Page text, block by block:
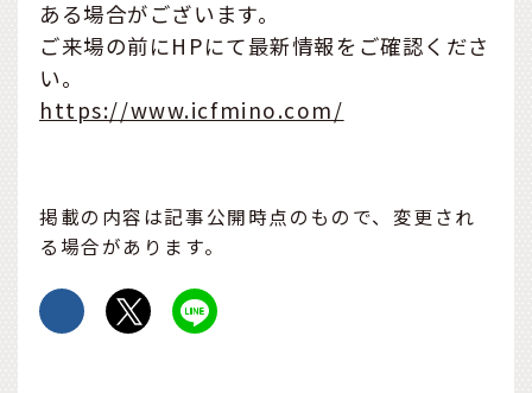
ある場合がございます。
ご来場の前にHPにて最新情報をご確認くださ
い。
https://www.icfmino.com/
掲載の内容は記事公開時点のもので、変更され
る場合があります。